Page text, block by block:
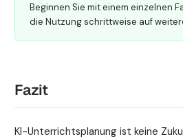
Beginnen Sie mit einem einzelnen
die Nutzung schrittweise auf
Fazit
KI-Unterrichtsplanung ist keine